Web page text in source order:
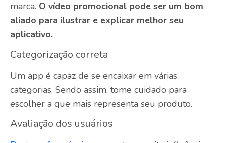
marca. O vídeo promocional pode ser um bom
aliado para ilustrar e explicar melhor seu
aplicativo.
Categorização correta
Um app é capaz de se encaixar em várias
categorias. Sendo assim, tome cuidado para
escolher a que mais representa seu produto.
Avaliação dos usuários